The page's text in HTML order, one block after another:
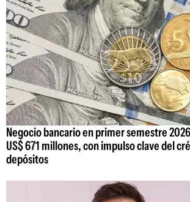
Negocio bancario en primer semestre
US$ 671 millones, con impulso clave del
depósitos